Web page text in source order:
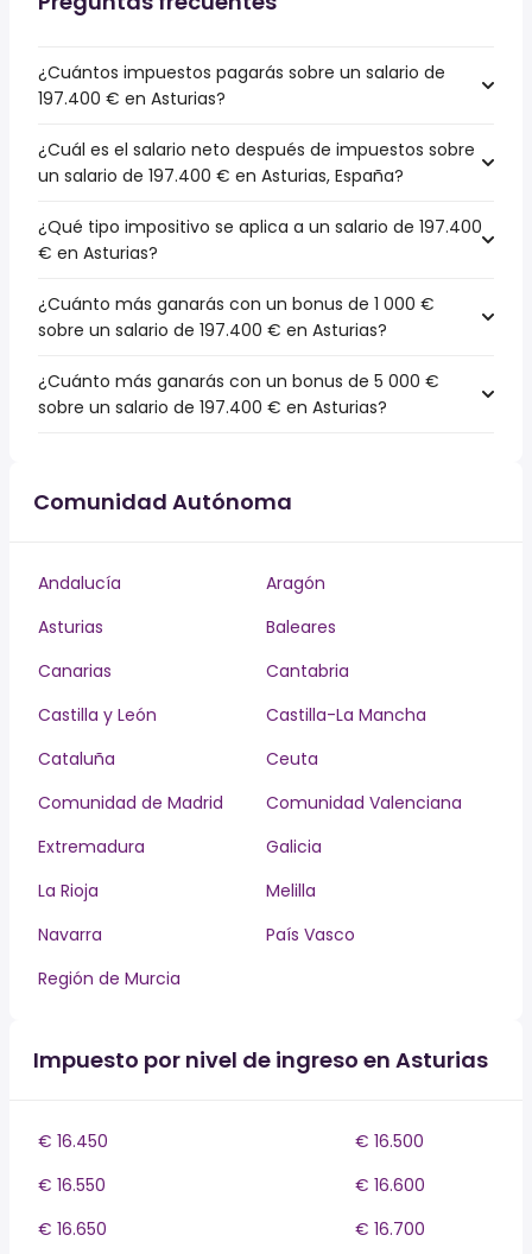
¿Cuántos impuestos pagarás sobre un salario de
197.400 € en Asturias?
¿Cuál es el salario neto después de impuestos sobre
un salario de 197.400 € en Asturias, España?
¿Qué tipo impositivo se aplica a un salario de 197.400
€ en Asturias?
¿Cuánto más ganarás con un bonus de 1 000 €
sobre un salario de 197.400 € en Asturias?
¿Cuánto más ganarás con un bonus de 5 000 €
sobre un salario de 197.400 € en Asturias?
Comunidad Autónoma
Andalucía
Aragón
Asturias
Baleares
Canarias
Cantabria
Castilla y León
Castilla-La Mancha
Cataluña
Ceuta
Comunidad de Madrid
Comunidad Valenciana
Extremadura
Galicia
La Rioja
Melilla
Navarra
País Vasco
Región de Murcia
Impuesto por nivel de ingreso en Asturias
€ 16.450
€ 16.500
€ 16.550
€ 16.600
€ 16.650
€ 16.700